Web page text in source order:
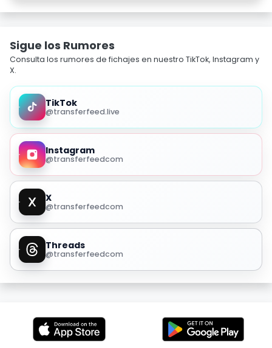
Sigue los Rumores
Consulta los rumores de fichajes en nuestro TikTok, Instagram y
X.
TikTok
@transferfeed.live
Instagram
@transferfeedcom
X
@transferfeedcom
Threads
@transferfeedcom